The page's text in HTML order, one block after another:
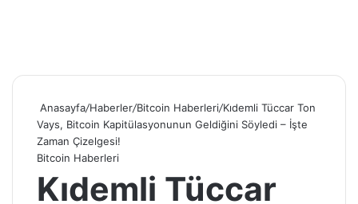
Anasayfa/Haberler/Bitcoin Haberleri/Kıdemli Tüccar Ton
Vays, Bitcoin Kapitülasyonunun Geldiğini Söyledi – İşte
Zaman Çizelgesi!
Bitcoin Haberleri
Kıdemli Tüccar